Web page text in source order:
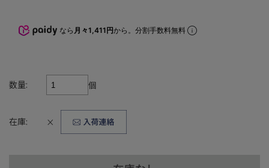
なら 月々1,411円から。分割手数料無料
数量: 個
在庫: ×